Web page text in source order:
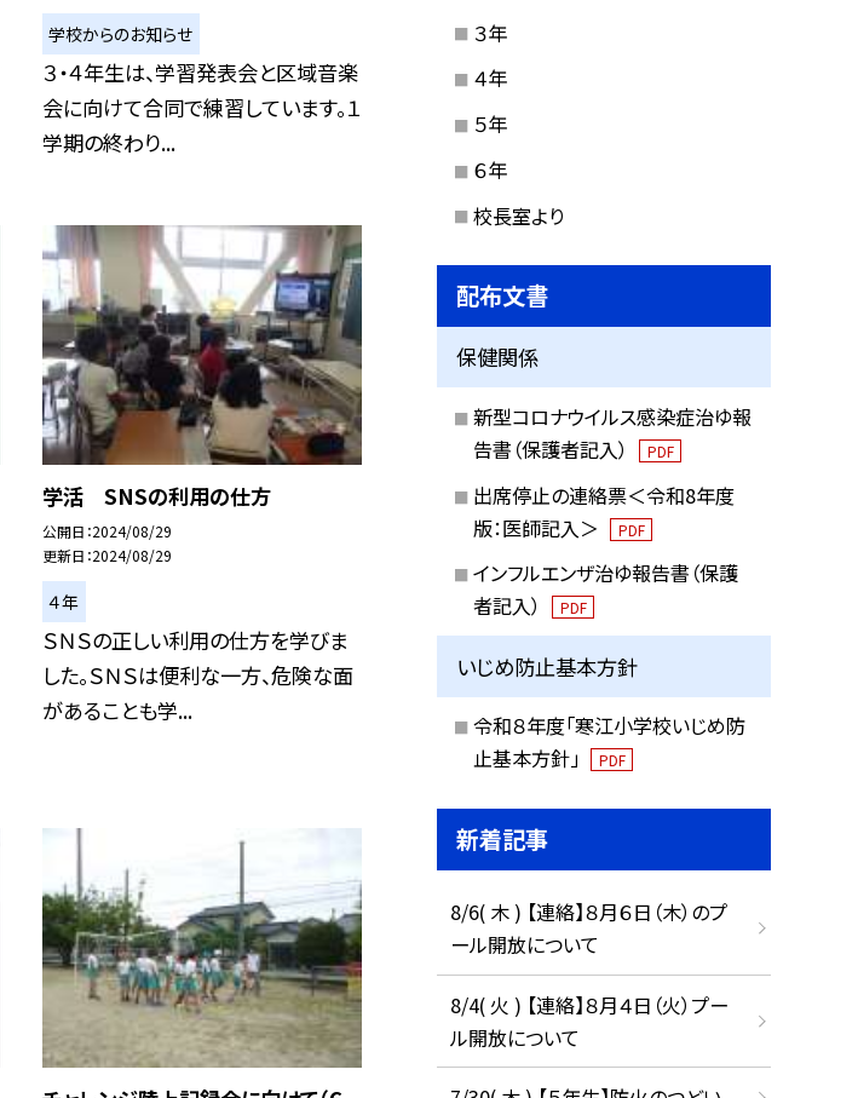
学校からのお知らせ
３・４年生は、学習発表会と区域音楽
会に向けて合同で練習しています。１
学期の終わり...
学活 SNSの利用の仕方
公開日 2024/08/29
更新日 2024/08/29
４年
ＳＮＳの正しい利用の仕方を学びま
した。ＳＮＳは便利な一方、危険な面
があることも学...
３年
４年
５年
６年
校長室より
配布文書
保健関係
新型コロナウイルス感染症治ゆ報
告書（保護者記入）
PDF
出席停止の連絡票＜令和8年度
版：医師記入＞
PDF
インフルエンザ治ゆ報告書（保護
者記入）
PDF
いじめ防止基本方針
令和８年度「寒江小学校いじめ防
止基本方針」
PDF
新着記事
8/6( 木 ) 【連絡】８月６日（木）のプ
ール開放について
8/4( 火 ) 【連絡】８月４日（火）プー
ル開放について